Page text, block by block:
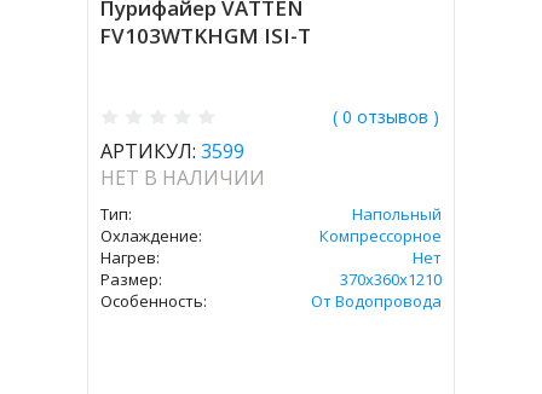
Пурифайер VATTEN
FV103WTKHGM ISI-T
( 0 отзывов )
АРТИКУЛ: 3599
НЕТ В НАЛИЧИИ
Тип:
Напольный
Охлаждение:
Компрессорное
Нагрев:
Нет
Размер:
370х360х1210
Особенность:
От Водопровода